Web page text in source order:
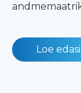
Loe edasi